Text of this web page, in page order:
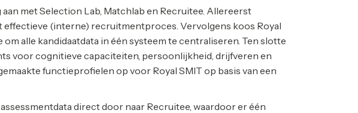
met Selection Lab, Matchlab en Recruitee. Allereerst
effectieve (interne) recruitmentproces. Vervolgens koos Royal
alle kandidaatdata in één systeem te centraliseren. Ten slotte
voor cognitieve capaciteiten, persoonlijkheid, drijfveren en
functieprofielen op voor Royal SMIT op basis van een
direct door naar Recruitee, waardoor er één